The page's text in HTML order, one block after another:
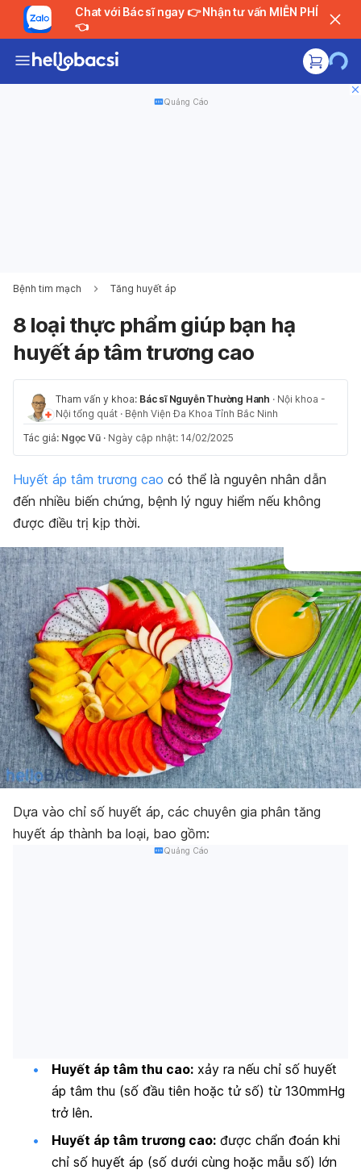
Chat với Bác sĩ ngay 👉 Nhận tư vấn MIỄN PHÍ
👈
Quảng Cáo
Bệnh tim mạch Tăng huyết áp
8 loại thực phẩm giúp bạn hạ
huyết áp tâm trương cao
Tham vấn y khoa: Bác sĩ Nguyễn Thường Hanh · Nội khoa -
Nội tổng quát · Bệnh Viện Đa Khoa Tỉnh Bắc Ninh
Tác giả: Ngọc Vũ · Ngày cập nhật: 14/02/2025
Huyết áp tâm trương cao có thể là nguyên nhân dẫn
đến nhiều biến chứng, bệnh lý nguy hiểm nếu không
được điều trị kịp thời.
Dựa vào chỉ số huyết áp, các chuyên gia phân tăng
huyết áp thành ba loại, bao gồm:
Quảng Cáo
Huyết áp tâm thu cao: xảy ra nếu chỉ số huyết
áp tâm thu (số đầu tiên hoặc tử số) từ 130mmHg
trở lên.
Huyết áp tâm trương cao: được chẩn đoán khi
chỉ số huyết áp (số dưới cùng hoặc mẫu số) lớn